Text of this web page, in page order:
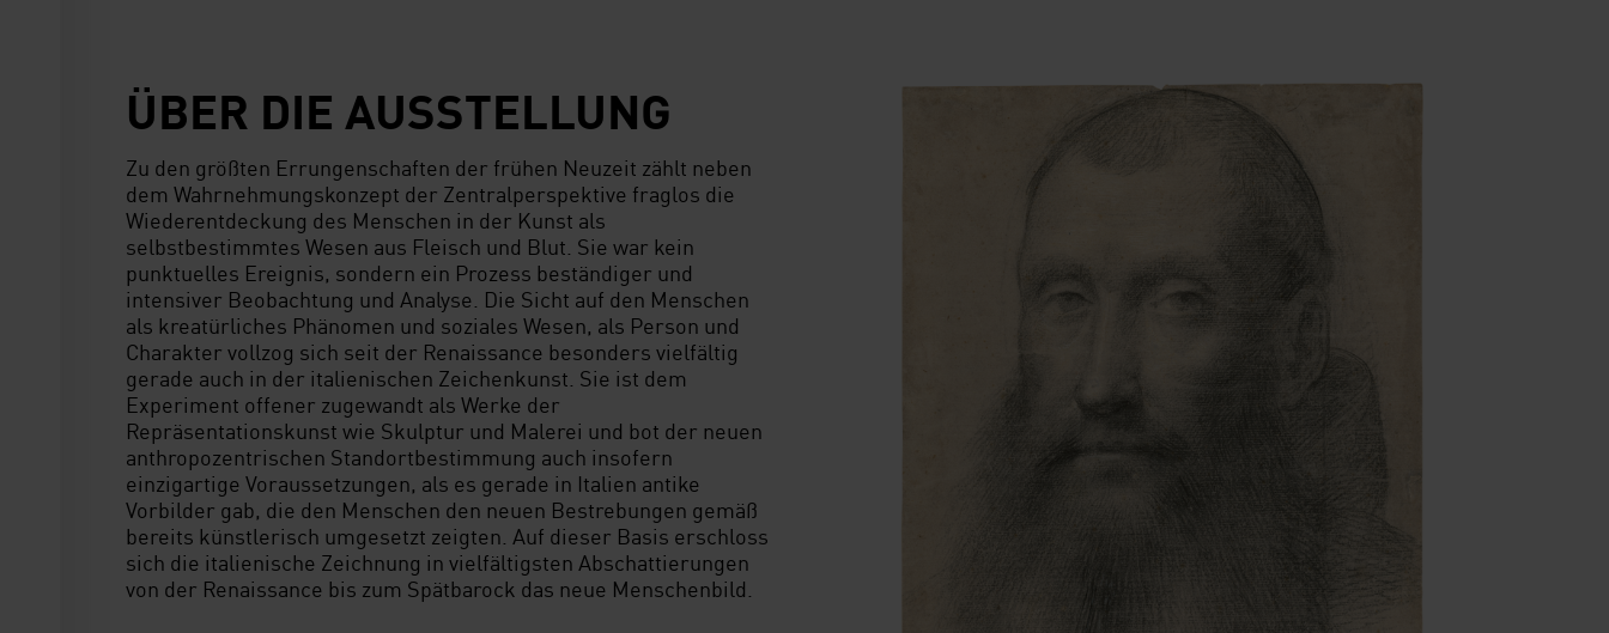
ÜBER DIE AUSSTELLUNG
Zu den größten Errungenschaften der frühen Neuzeit zählt neben
dem Wahrnehmungskonzept der Zentralperspektive fraglos die
Wiederentdeckung des Menschen in der Kunst als
selbstbestimmtes Wesen aus Fleisch und Blut. Sie war kein
punktuelles Ereignis, sondern ein Prozess beständiger und
intensiver Beobachtung und Analyse. Die Sicht auf den Menschen
als kreatürliches Phänomen und soziales Wesen, als Person und
Charakter vollzog sich seit der Renaissance besonders vielfältig
gerade auch in der italienischen Zeichenkunst. Sie ist dem
Experiment offener zugewandt als Werke der
Repräsentationskunst wie Skulptur und Malerei und bot der neuen
anthropozentrischen Standortbestimmung auch insofern
einzigartige Voraussetzungen, als es gerade in Italien antike
Vorbilder gab, die den Menschen den neuen Bestrebungen gemäß
bereits künstlerisch umgesetzt zeigten. Auf dieser Basis erschloss
sich die italienische Zeichnung in vielfältigsten Abschattierungen
von der Renaissance bis zum Spätbarock das neue Menschenbild.